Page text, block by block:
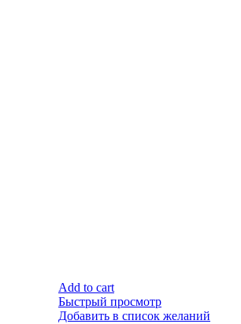
Add to cart
Быстрый просмотр
Добавить в список желаний